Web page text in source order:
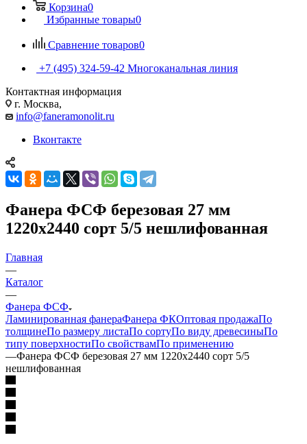
Корзина0
Избранные товары0
Сравнение товаров0
+7 (495) 324-59-42 Многоканальная линия
Контактная информация
г. Москва,
info@faneramonolit.ru
Вконтакте
Фанера ФСФ березовая 27 мм
1220х2440 сорт 5/5 нешлифованная
Главная
—
Каталог
—
Фанера ФСФ
Ламинированная фанераФанера ФКОптовая продажаПо
толщинеПо размеру листаПо сортуПо виду древесиныПо
типу поверхностиПо свойствамПо применению
—Фанера ФСФ березовая 27 мм 1220х2440 сорт 5/5
нешлифованная